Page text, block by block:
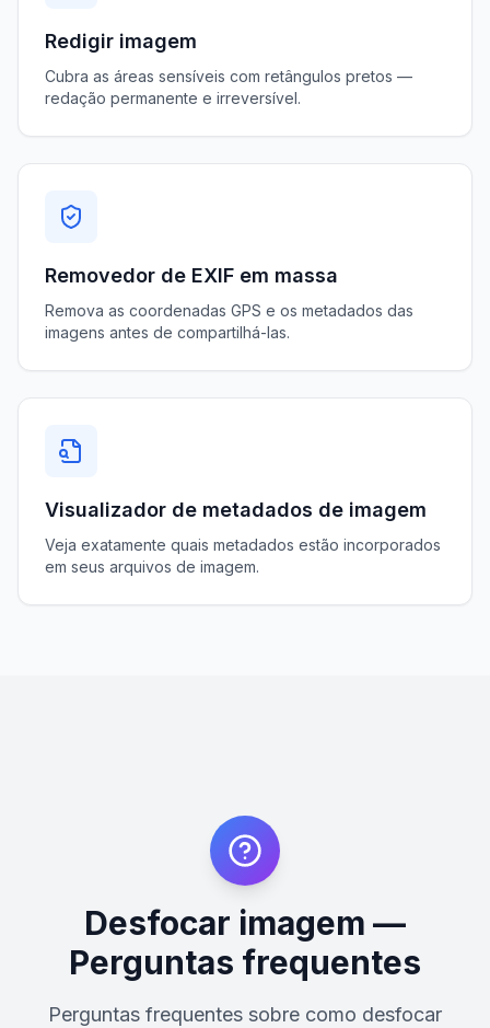
Redigir imagem
Cubra as áreas sensíveis com retângulos pretos —
redação permanente e irreversível.
Removedor de EXIF ​​em massa
Remova as coordenadas GPS e os metadados das
imagens antes de compartilhá-las.
Visualizador de metadados de imagem
Veja exatamente quais metadados estão incorporados
em seus arquivos de imagem.
Desfocar imagem —
Perguntas frequentes
Perguntas frequentes sobre como desfocar